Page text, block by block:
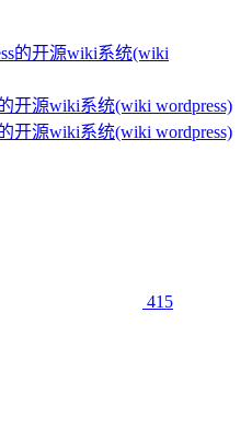
开源wiki系统(wiki wordpress)
开源wiki系统(wiki wordpress)
415